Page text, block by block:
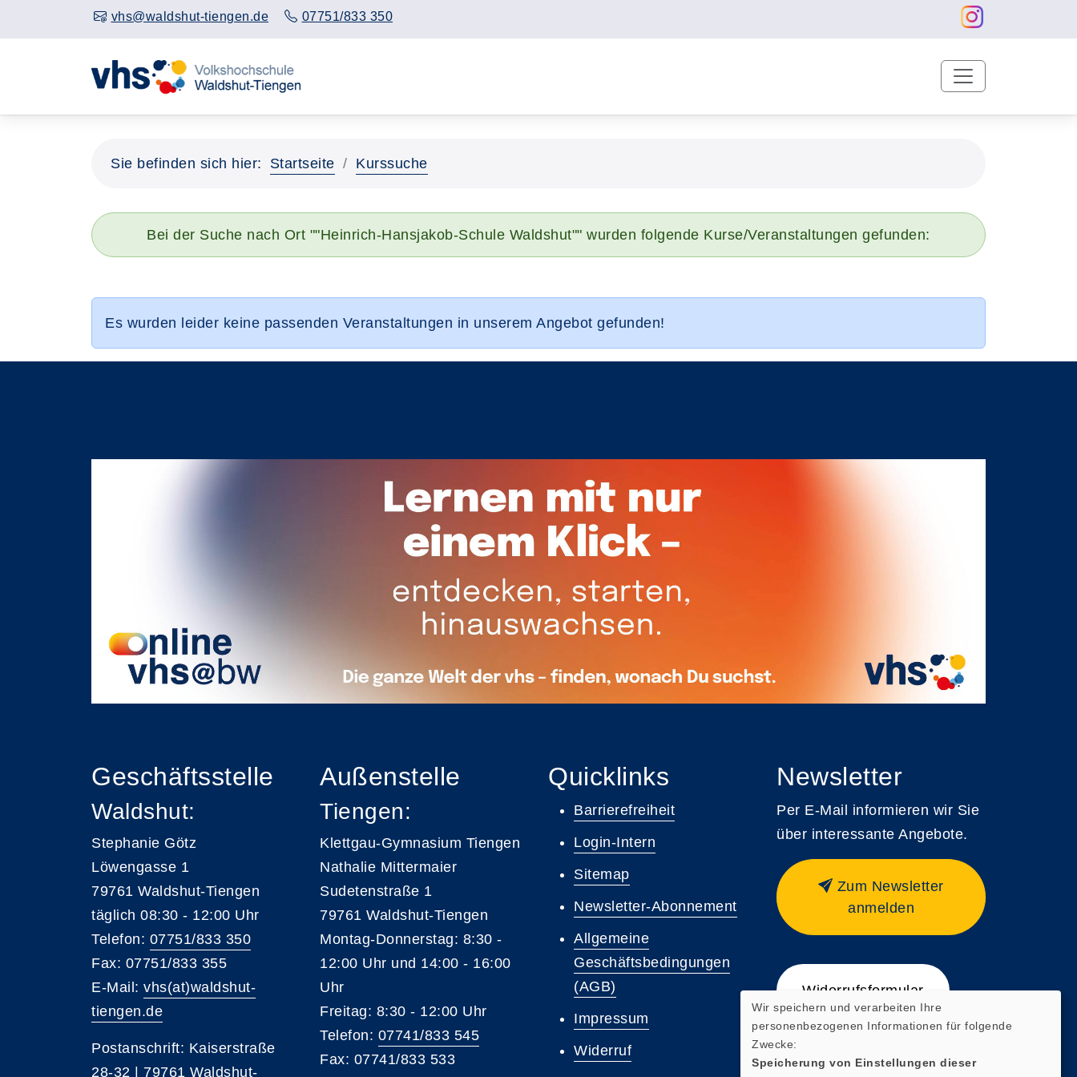
vhs@waldshut-tiengen.de 07751/833 350
Sie befinden sich hier: Startseite Kurssuche
Bei der Suche nach Ort ""Heinrich-Hansjakob-Schule Waldshut"" wurden folgende Kurse/Veranstaltungen gefunden:
Es wurden leider keine passenden Veranstaltungen in unserem Angebot gefunden!
Geschäftsstelle
Waldshut:
Stephanie Götz
Löwengasse 1
79761 Waldshut-Tiengen
täglich 08:30 - 12:00 Uhr
Telefon: 07751/833 350
Fax: 07751/833 355
E-Mail: vhs(at)waldshut-
tiengen.de
Postanschrift: Kaiserstraße
28-32 | 79761 Waldshut-
Außenstelle
Tiengen:
Klettgau-Gymnasium Tiengen
Nathalie Mittermaier
Sudetenstraße 1
79761 Waldshut-Tiengen
Montag-Donnerstag: 8:30 -
12:00 Uhr und 14:00 - 16:00
Uhr
Freitag: 8:30 - 12:00 Uhr
Telefon: 07741/833 545
Fax: 07741/833 533
Quicklinks
Barrierefreiheit
Login-Intern
Sitemap
Newsletter-Abonnement
Allgemeine
Geschäftsbedingungen
(AGB)
Impressum
Widerruf
Newsletter
Per E-Mail informieren wir Sie
über interessante Angebote.
Zum Newsletter
anmelden
Widerrufsformular
Wir speichern und verarbeiten Ihre
personenbezogenen Informationen für folgende
Zwecke:
Speicherung von Einstellungen dieser